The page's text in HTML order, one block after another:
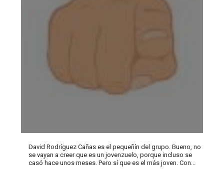
David Rodríguez Cañas es el pequeñín del grupo. Bueno, no
se vayan a creer que es un jovenzuelo, porque incluso se
casó hace unos meses. Pero sí que es el más joven. Con...